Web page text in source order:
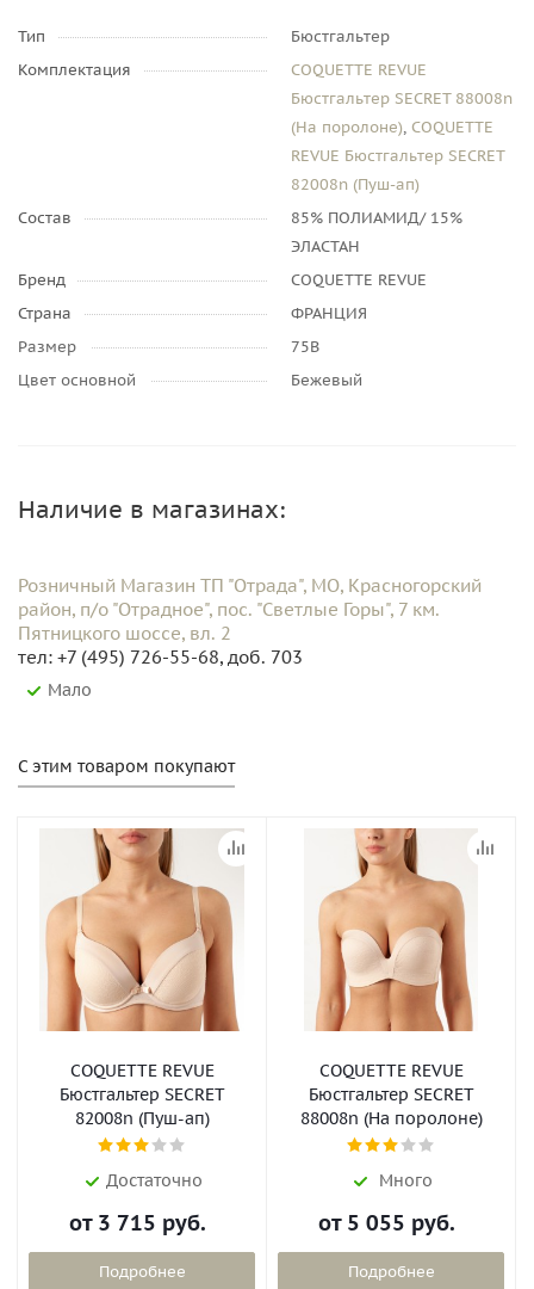
Тип
Бюстгальтер
Комплектация
COQUETTE REVUE
Бюстгальтер SECRET 88008n
(На поролоне), COQUETTE
REVUE Бюстгальтер SECRET
82008n (Пуш-ап)
Состав
85% ПОЛИАМИД/ 15%
ЭЛАСТАН
Бренд
COQUETTE REVUE
Страна
ФРАНЦИЯ
Размер
75B
Цвет основной
Бежевый
Наличие в магазинах:
Розничный Магазин ТП "Отрада", МО, Красногорский
район, п/о "Отрадное", пос. "Светлые Горы", 7 км.
Пятницкого шоссе, вл. 2
тел: +7 (495) 726-55-68, доб. 703
Мало
С этим товаром покупают
COQUETTE REVUE
Бюстгальтер SECRET
82008n (Пуш-ап)
Достаточно
от 3 715 руб.
Подробнее
COQUETTE REVUE
Бюстгальтер SECRET
88008n (На поролоне)
Много
от 5 055 руб.
Подробнее